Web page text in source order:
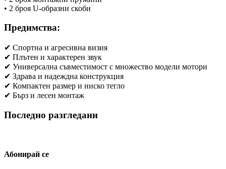
• 2 броя U-образни скоби
Предимства:
✔ Спортна и агресивна визия
✔ Плътен и характерен звук
✔ Универсална съвместимост с множество модели мотори
✔ Здрава и надеждна конструкция
✔ Компактен размер и ниско тегло
✔ Бърз и лесен монтаж
Последно разгледани
Абонирай се